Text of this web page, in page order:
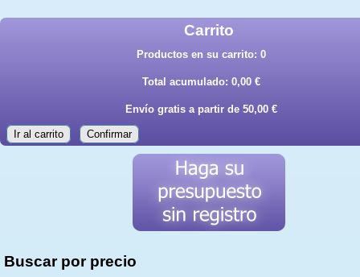
Carrito
Productos en su carrito: 0
Total acumulado: 0,00 €
Envío gratis a partir de 50,00 €
Ir al carrito Confirmar
Buscar por precio